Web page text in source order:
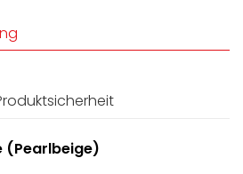
(Pearlbeige)